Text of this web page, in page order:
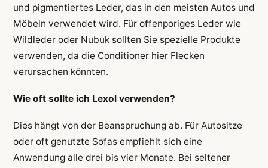
und pigmentiertes Leder, das in den meisten Autos und
Möbeln verwendet wird. Für offenporiges Leder wie
Wildleder oder Nubuk sollten Sie spezielle Produkte
verwenden, da die Conditioner hier Flecken
verursachen könnten.
Wie oft sollte ich Lexol verwenden?
Dies hängt von der Beanspruchung ab. Für Autositze
oder oft genutzte Sofas empfiehlt sich eine
Anwendung alle drei bis vier Monate. Bei seltener